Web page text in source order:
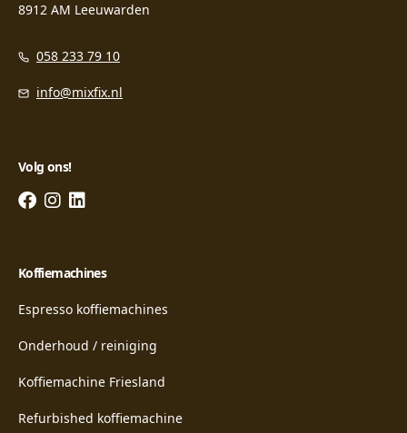
8912 AM Leeuwarden
058 233 79 10
info@mixfix.nl
Volg ons!
Koffiemachines
Espresso koffiemachines
Onderhoud / reiniging
Koffiemachine Friesland
Refurbished koffiemachine